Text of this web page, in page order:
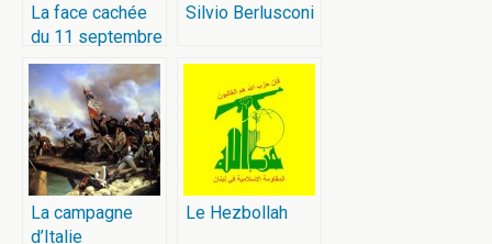
La face cachée
du 11 septembre
Silvio Berlusconi
La campagne
d’Italie
Le Hezbollah